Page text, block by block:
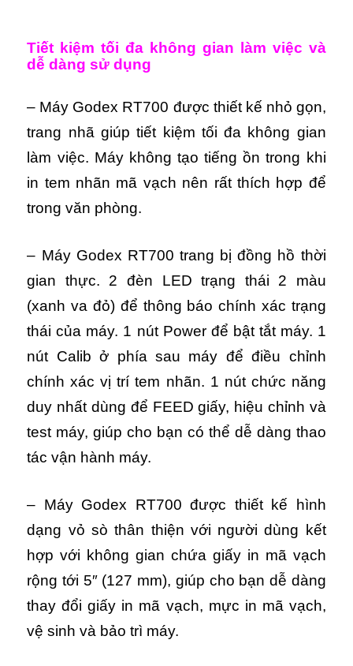
Tiết kiệm tối đa không gian làm việc và
dễ dàng sử dụng
– Máy Godex RT700 được thiết kế nhỏ gọn,
trang nhã giúp tiết kiệm tối đa không gian
làm việc. Máykhông tạo tiếng ồn trong khi
in tem nhãn mã vạch nên rất thích hợp để
trong văn phòng.
– Máy Godex RT700 trang bị đồng hồ thời
gian thực. 2 đèn LED trạng thái 2 màu
(xanh va đỏ) để thông báo chính xác trạng
thái của máy. 1 nút Power để bật tắt máy. 1
nút Calib ở phía sau máy để điều chỉnh
chính xác vị trí tem nhãn. 1 nút chức năng
duy nhất dùng để FEED giấy, hiệu chỉnh và
test máy, giúp cho bạn có thể dễ dàng thao
tác vận hành máy.
– Máy Godex RT700 được thiết kế hình
dạng vỏ sò thân thiện với người dùng kết
hợp với không gian chứa giấy in mã vạch
rộng tới 5″ (127 mm), giúp cho bạn dễ dàng
thay đổi giấy in mã vạch, mực in mã vạch,
vệ sinh và bảo trì máy.